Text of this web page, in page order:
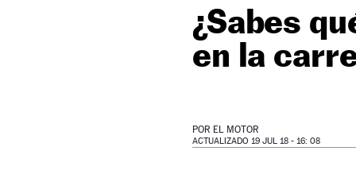
¿Sabes
en la
POR EL MOTOR
ACTUALIZADO 19 JUL 18 - 16: 08